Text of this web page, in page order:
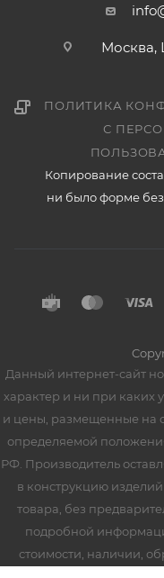
Москва,
ПОЛИТИКА
С
Копирование
ни было форме
Данный интернет-сайт
характер и ни при
и цены, размещенные на
определяемой
РФ. Производитель
в конструкцию
товара, без
подробной
стоимости, наличии,